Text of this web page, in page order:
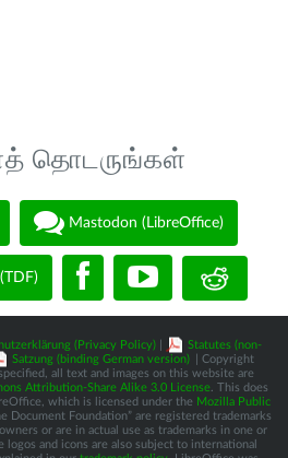
தொடருங்கள்
Mastodon (LibreOffice)
(Privacy Policy)
Statutes (non-
Satzung (binding German version)
| Copyright
all text and images on this website are
Attribution-Share Alike 3.0 License. This does
which is licensed under the Mozilla Public
Document Foundation” are registered trademarks
or are in actual use as trademarks in one or
and icons are also subject to international